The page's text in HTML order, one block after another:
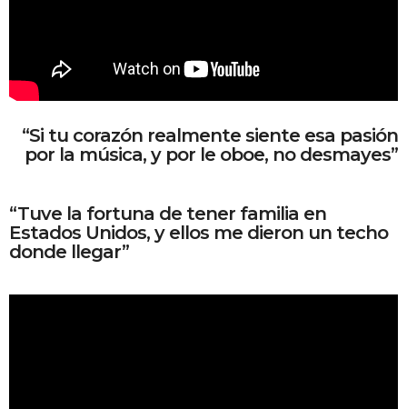
“Si tu corazón realmente siente esa pasión
por la música, y por le oboe, no desmayes”
“Tuve la fortuna de tener familia en
Estados Unidos, y ellos me dieron un techo
donde llegar”